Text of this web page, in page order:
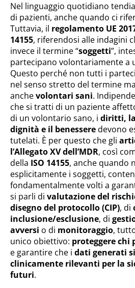
Nel linguaggio quotidiano
di pazienti, anche quando ci
Tuttavia, il regolamento UE
14155, riferendosi alle indagini
invece il termine “soggetti”,
partecipano volontariamente a
Questo perché non tutti i
nel senso stretto del termine
anchevolontari sani.
che si tratti di un paziente
di un volontario sano, i diritti,
dignità e il benesseredevono
tutelati. È per questo che gli
l’Allegato XV dell’MDR, così
della ISO 14155, anche quando
esplicitamente i soggetti,
fondamentalmente volti a
si parli di valutazione del
disegno del protocollo (CIP), di
inclusione/esclusione, di
avversi o di monitoraggio,
unico obiettivo: proteggere chi
e garantire che i dati generati
clinicamente rilevanti per la
futuri.